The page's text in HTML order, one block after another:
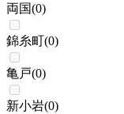
両国(0)
錦糸町(0)
亀戸(0)
新小岩(0)